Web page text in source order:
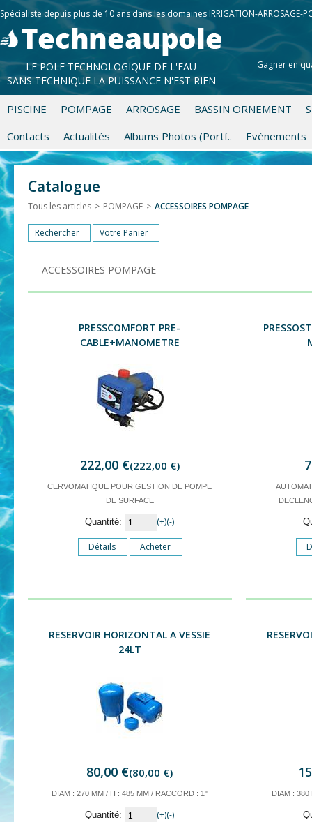
Spécialiste depuis plus de 10 ans dans les domaines IRRIGATION-ARROSAGE-
Gagner en
LE POLE TECHNOLOGIQUE DE L'EAU
SANS TECHNIQUE LA PUISSANCE N'EST RIEN
PISCINE POMPAGE ARROSAGE BASSIN ORNEMENT
Contacts
Actualités Albums Photos (Portf.. Evènements
Catalogue
Tous les articles > POMPAGE > ACCESSOIRES POMPAGE
Rechercher Votre Panier
ACCESSOIRES POMPAGE
PRESSCOMFORT PRE-
CABLE+MANOMETRE
222,00 €(222,00 €)
CERVOMATIQUE POUR GESTION DE POMPE
DE SURFACE
Quantité: (+)(-)
Détails Acheter
RESERVOIR HORIZONTAL A VESSIE
24LT
80,00 €(80,00 €)
DIAM : 270 MM / H : 485 MM / RACCORD : 1"
Quantité: (+)(-)
DIAM :